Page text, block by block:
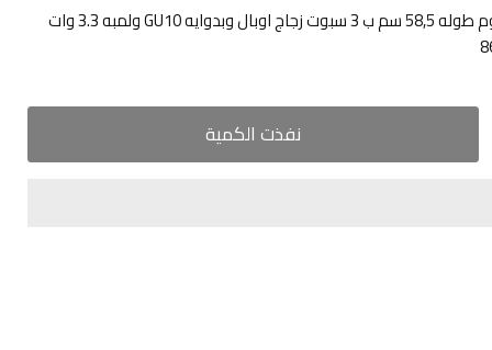
ابليك تراك ثلاثي استانليس كروم طوله 58,5 سم ب 3 سبوت زجاج اوبال وبدوايه GU10 ولمبه 3.3 وات
نفذت الكمية